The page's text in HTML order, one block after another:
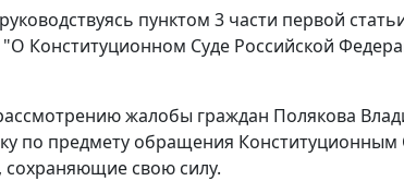
пунктом 3 части первой
"О Конституционном Суде Российской
жалобы граждан Полякова
по предмету обращения
, сохраняющие свою силу.